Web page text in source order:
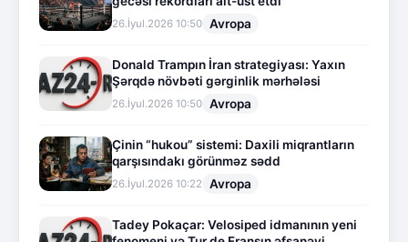
26.İyul.2026 10:50 Avropa
Donald Trampın İran strategiyası: Yaxın
Şərqdə növbəti gərginlik mərhələsi
26.İyul.2026 10:50 Avropa
Çinin “hukou” sistemi: Daxili miqrantların
qarşısındakı görünməz sədd
26.İyul.2026 10:22 Avropa
Tadey Pokaçar: Velosiped idmanının yeni